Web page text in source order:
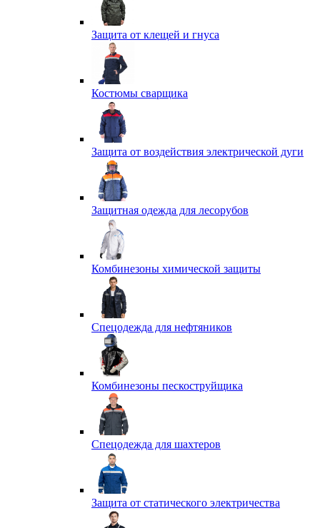
Защита от клещей и гнуса
Костюмы сварщика
Защита от воздействия электрической дуги
Защитная одежда для лесорубов
Комбинезоны химической защиты
Спецодежда для нефтяников
Комбинезоны пескоструйщика
Спецодежда для шахтеров
Защита от статического электричества